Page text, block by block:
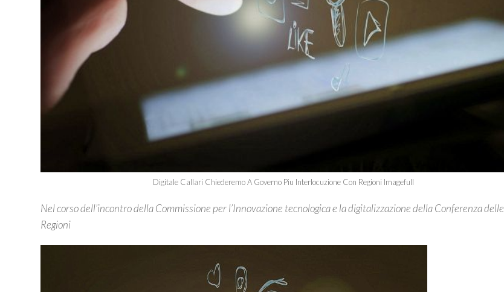
Digitale Callari Chiederemo A Governo Piu Interlocuzione Con Regioni Imagefull
Nel corso dell’incontro della Commissione per l’Innovazione tecnologica e la digitalizzazione della Conferenza delle
Regioni